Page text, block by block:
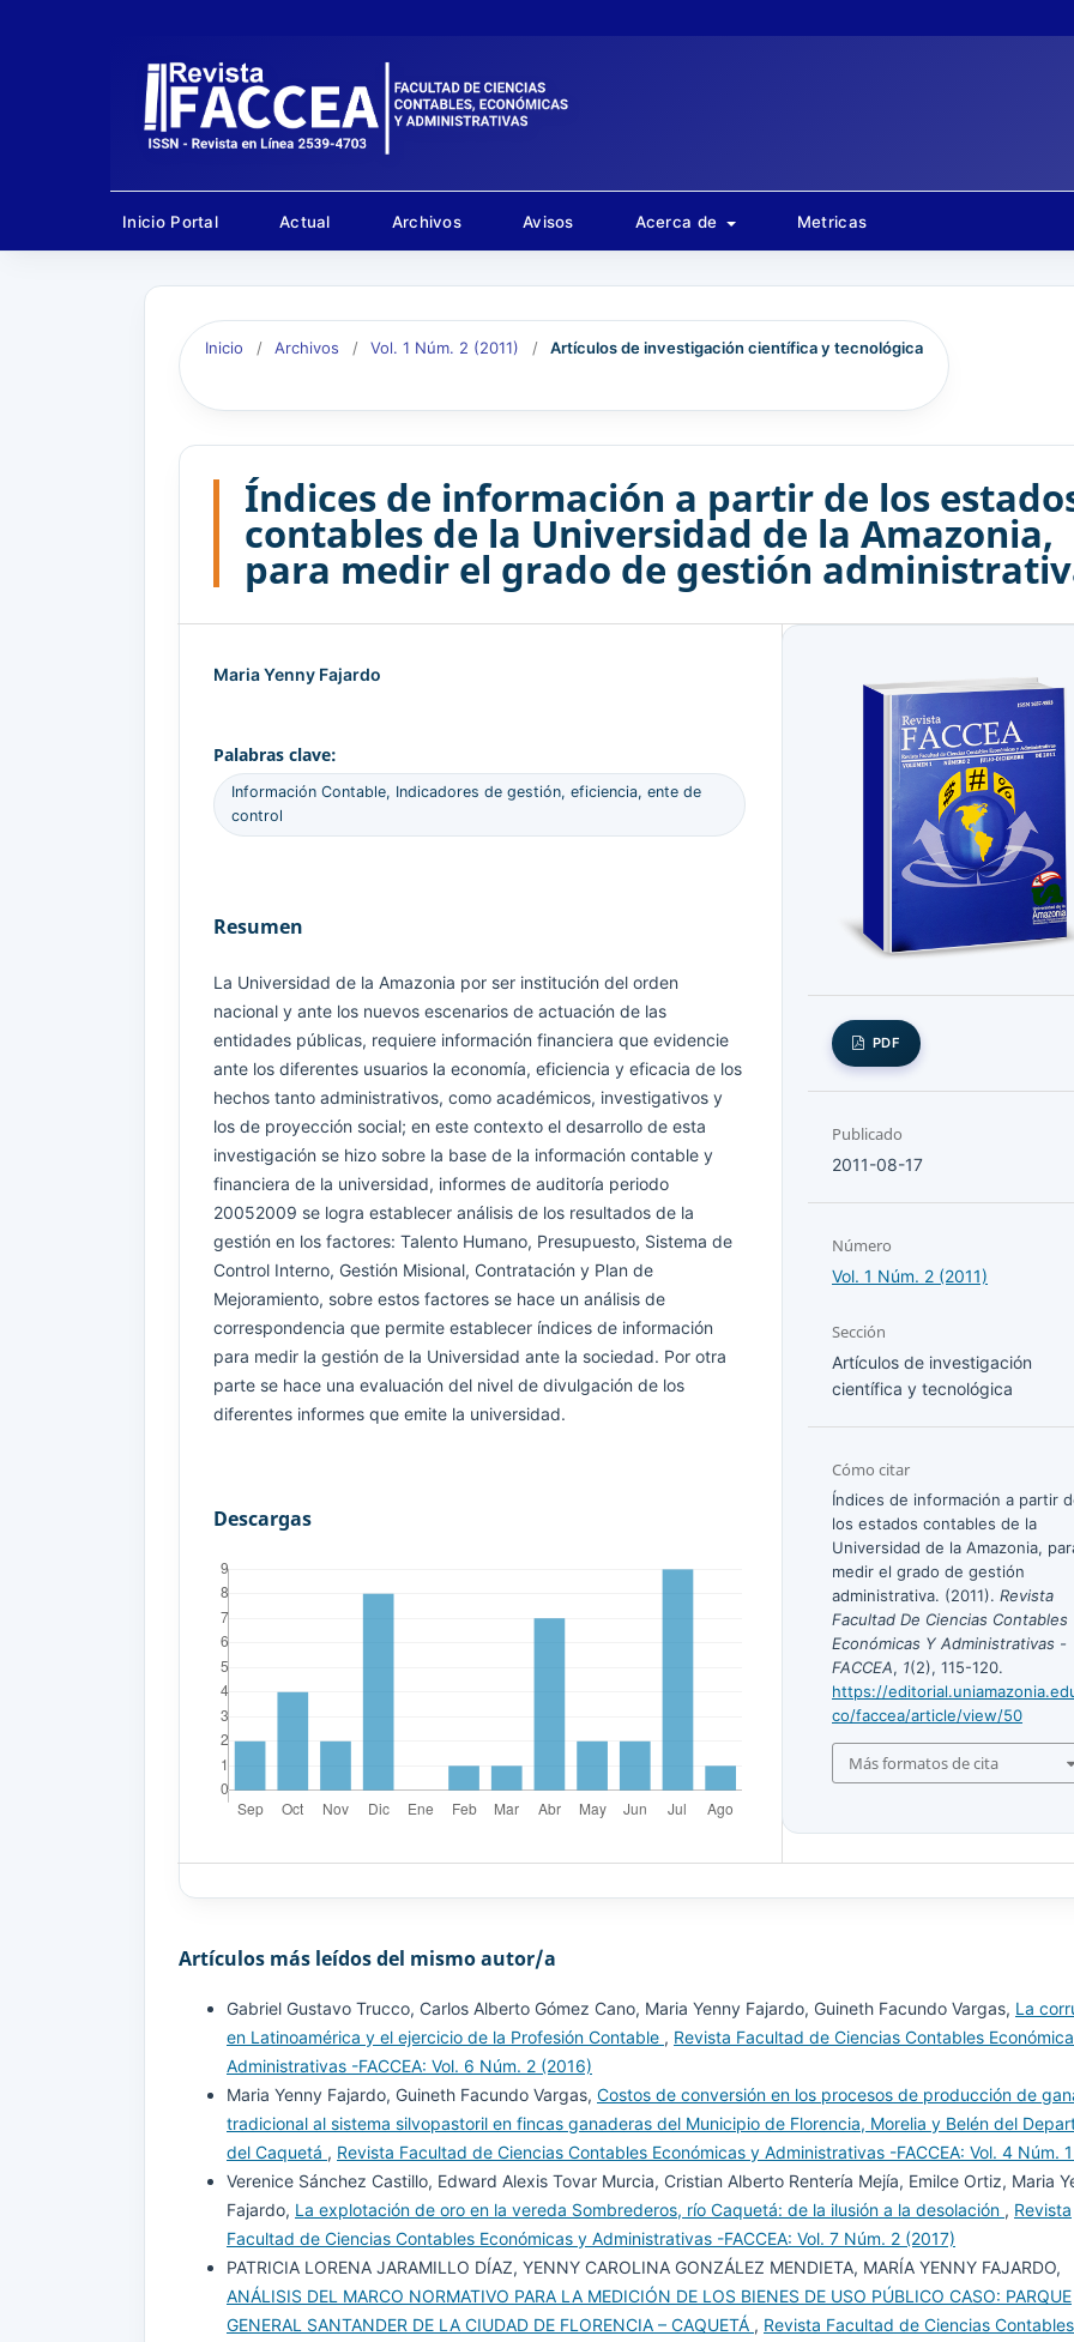
Inicio Portal Actual Archivos Avisos Acerca de Metricas
Inicio / Archivos / Vol. 1 Núm. 2 (2011) / Artículos de investigación científica y tecnológica
Índices de información a partir de los
contables de la Universidad de la Amazonia,
para medir el grado de gestión
Maria Yenny Fajardo
Palabras clave:
Información Contable, Indicadores de gestión, eficiencia, ente de
control
Resumen
La Universidad de la Amazonia por ser institución del orden
nacional y ante los nuevos escenarios de actuación de las
entidades públicas, requiere información financiera que evidencie
ante los diferentes usuarios la economía, eficiencia y eficacia de los
hechos tanto administrativos, como académicos, investigativos y
los de proyección social; en este contexto el desarrollo de esta
investigación se hizo sobre la base de la información contable y
financiera de la universidad, informes de auditoría periodo
20052009 se logra establecer análisis de los resultados de la
gestión en los factores: Talento Humano, Presupuesto, Sistema de
Control Interno, Gestión Misional, Contratación y Plan de
Mejoramiento, sobre estos factores se hace un análisis de
correspondencia que permite establecer índices de información
para medir la gestión de la Universidad ante la sociedad. Por otra
parte se hace una evaluación del nivel de divulgación de los
diferentes informes que emite la universidad.
Descargas
PDF
Publicado
2011-08-17
Número
Vol. 1 Núm. 2 (2011)
Sección
Artículos de investigación
científica y tecnológica
Cómo citar
Índices de información a partir
los estados contables de la
Universidad de la Amazonia,
medir el grado de gestión
administrativa. (2011).Revista
Facultad De Ciencias Contables
Económicas Y Administrativas -
FACCEA, 1(2), 115-120.
https://
co/faccea/article/view/50
Más formatos de cita
Artículos más leídos del mismo autor/a
Gabriel Gustavo Trucco, Carlos Alberto Gómez Cano, Maria Yenny Fajardo, Guineth Facundo Vargas, La
en Latinoamérica y el ejercicio de la Profesión Contable , Revista Facultad de Ciencias Contables
Administrativas -FACCEA: Vol. 6 Núm. 2 (2016)
Maria Yenny Fajardo, Guineth Facundo Vargas, Costos de conversión en los procesos de producción de
tradicional al sistema silvopastoril en fincas ganaderas del Municipio de Florencia, Morelia y Belén del
del Caquetá , Revista Facultad de Ciencias Contables Económicas y Administrativas -FACCEA: Vol. 4 Núm.
Verenice Sánchez Castillo, Edward Alexis Tovar Murcia, Cristian Alberto Rentería Mejía, Emilce Ortiz, Maria
Fajardo, La explotación de oro en la vereda Sombrederos, río Caquetá: de la ilusión a la desolación , Revista
Facultad de Ciencias Contables Económicas y Administrativas -FACCEA: Vol. 7 Núm. 2 (2017)
PATRICIA LORENA JARAMILLO DÍAZ, YENNY CAROLINA GONZÁLEZ MENDIETA, MARÍA YENNY FAJARDO,
ANÁLISIS DEL MARCO NORMATIVO PARA LA MEDICIÓN DE LOS BIENES DE USO PÚBLICO CASO: PARQUE
GENERAL SANTANDER DE LA CIUDAD DE FLORENCIA – CAQUETÁ , Revista Facultad de Ciencias Contables